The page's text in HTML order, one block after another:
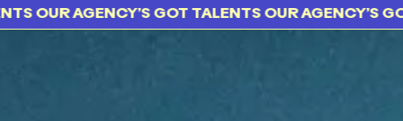
GOT TALENTS OUR AGENCY’S GOT